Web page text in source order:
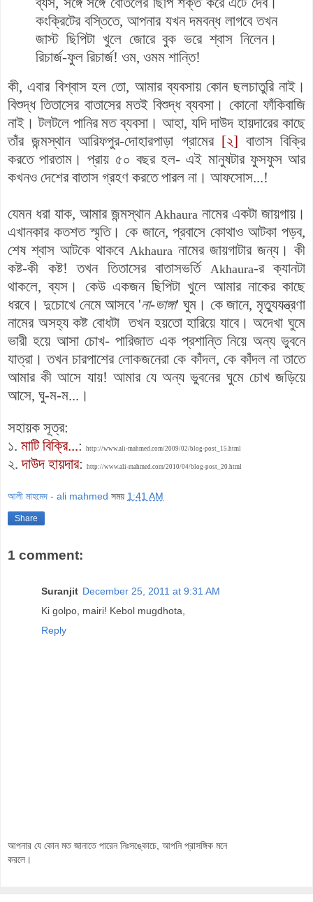
ব্যস, সঙ্গে সঙ্গে বোতলের ছিপি শক্ত করে এঁটে দেব।
কংক্রিটের বস্তিতে, আপনার যখন দমবন্ধ লাগবে তখন
জাস্ট ছিপিটা খুলে জোরে বুক ভরে শ্বাস নিলেন।
রিচার্জ-ফুল রিচার্জ! ওম, ওমম শান্তি!
কী, এবার বিশ্বাস হল তো, আমার ব্যবসায় কোন ছলচাতুরি নাই।
বিশুদ্ধ তিতাসের বাতাসের মতই বিশুদ্ধ ব্যবসা। কোনো ফাঁকিবাজি
নাই। টলটলে পানির মত ব্যবসা। আহা, যদি দাউদ হায়দারের কাছে
তাঁর জন্মস্থানআরিফপুর-দোহারপাড়া গ্রামের [২] বাতাসবিক্রি
করতে পারতাম। প্রায় ৫০ বছর হল- এই মানুষটার ফুসফুস আর
কখনও দেশের বাতাস গ্রহণ করতে পারল না। আফসোস...!
যেমন ধরা যাক, আমার জন্মস্থান Akhaura নামের একটা জায়গায়।
এখানকার কতশত স্মৃতি। কে জানে, প্রবাসে কোথাও আটকা পড়ব,
শেষ শ্বাস আটকে থাকবে Akhaura নামের জায়গাটার জন্য। কী
কষ্ট-কী কষ্ট! তখন তিতাসের বাতাসভর্তি
Akhaura-র ক্যানটা
থাকলে, ব্যস। কেউ একজন ছিপিটা খুলে আমার নাকের কাছে
ধরবে। দুচোখে নেমে আসবে 'না-ভাঙ্গা' ঘুম। কে জানে, মৃত্যুযন্ত্রণা
নামের অসহ্য কষ্ট বোধটা তখন হয়তো হারিয়ে যাবে। অদেখা ঘুমে
ভারী হয়ে আসা চোখ- পারিজাত এক প্রশান্তি নিয়ে অন্য ভুবনে
যাত্রা। তখন চারপাশের লোকজনেরা কে কাঁদল, কে কাঁদল না তাতে
আমার কী আসে যায়! আমার যে অন্য ভুবনের ঘুমে চোখ জড়িয়ে
আসে, ঘু-ম-ম...।
সহায়ক সূত্র:
১. মাটি বিক্রি...: http://www.ali-mahmed.com/2009/02/blog-post_15.html
২.দাউদ হায়দার: http://www.ali-mahmed.com/2010/04/blog-post_20.html
আলী মাহমেদ - ali mahmed সময় 1:41 AM
Share
1 comment:
Suranjit December 25, 2011 at 9:31 AM
Ki golpo, mairi! Kebol mugdhota,
Reply
আপনার যে কোন মত জানাতে পারেন নিঃসঙ্কোচে, আপনি প্রাসঙ্গিক মনে
করলে।